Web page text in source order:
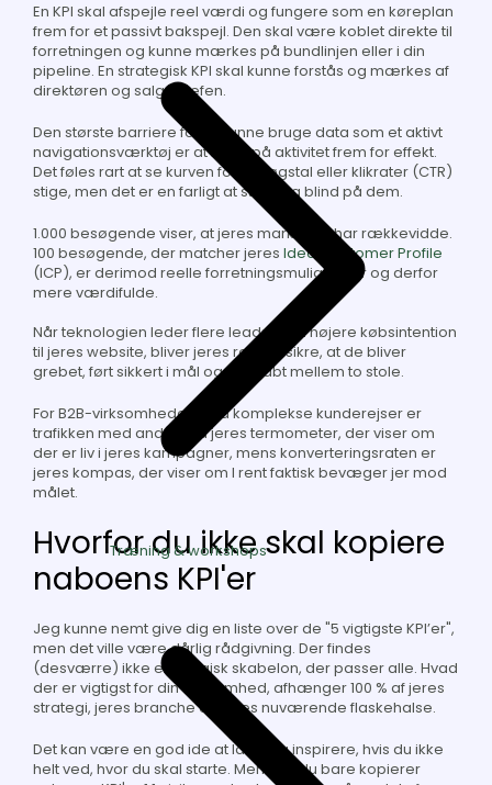
Træning & workshops
En KPI skal afspejle reel værdi og fungere som en køreplan
frem for et passivt bakspejl. Den skal være kobletdirekte til
forretningen og kunne mærkes på bundlinjen eller i din
pipeline. En strategisk KPI skal kunne forstås og mærkes af
direktøren og salgschefen.
Den største barriere for at kunne bruge data som et aktivt
navigationsværktøj er at måle på aktivitetfrem foreffekt.
Det føles rart at se kurven for besøgstal eller klikrater (CTR)
stige, men det er en farligt at stirre sig blind på dem.
1.000 besøgende viser, at jeres marketing har rækkevidde.
100 besøgende, der matcher jeres Ideal Customer Profile
(ICP), er derimod reelle forretningsmuligheder og derfor
mere værdifulde.
Når teknologien leder flere leads med højere købsintention
til jeres website, bliver jeres rolle at sikre, at de bliver
grebet, ført sikkert i mål og ikke tabt mellem to stole.
For B2B-virksomheder med komplekse kunderejser er
trafikken med andre ord jeres termometer, der viser om
der er liv i jeres kampagner, mens konverteringsraten er
jeres kompas, der viser om I rent faktisk bevæger jer mod
målet.
Hvorfor du ikke skal kopiere
naboens KPI'er
Jeg kunne nemt give dig en liste over de "5 vigtigste KPI’er",
men det ville være dårlig rådgivning. Der findes
(desværre) ikke en magisk skabelon, der passer alle. Hvad
der er vigtigst for din virksomhed, afhænger 100 % af jeres
strategi, jeres branche og jeres nuværende flaskehalse.
Det kan være en god ide at lade sig inspirere, hvis du ikke
helt ved, hvor du skal starte. Men hvis du bare kopierer